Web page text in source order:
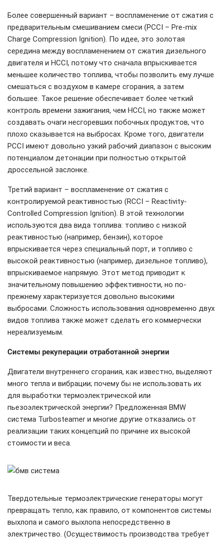
Более совершенный вариант – воспламенение от сжатия с
предварительным смешиванием смеси (PCCI – Pre-mix
Сharge Сompression Ignition). По идее, это золотая
середина между воспламенением от сжатия дизельного
двигателя и HCCI, потому что сначала впрыскивается
меньшее количество топлива, чтобы позволить ему лучше
смешаться с воздухом в камере сгорания, а затем
большее. Такое решение обеспечивает более четкий
контроль времени зажигания, чем HCCI, но также может
создавать очаги несгоревших побочных продуктов, что
плохо сказывается на выбросах. Кроме того, двигатели
PCCI имеют довольно узкий рабочий диапазон с высоким
потенциалом детонации при полностью открытой
дроссельной заслонке.
Третий вариант – воспламенение от сжатия с
контролируемой реактивностью (RCCI – Reactivity-
Controlled Compression Ignition). В этой технологии
используются два вида топлива: топливо с низкой
реактивностью (например, бензин), которое
впрыскивается через специальный порт, и топливо с
высокой реактивностью (например, дизельное топливо),
впрыскиваемое напрямую. Этот метод приводит к
значительному повышению эффективности, но по-
прежнему характеризуется довольно высокими
выбросами. Сложность использования одновременно двух
видов топлива также может сделать его коммерчески
нереализуемым.
Системы рекуперации отработанной энергии
Двигатели внутреннего сгорания, как известно, выделяют
много тепла и вибрации; почему бы не использовать их
для выработки термоэлектрической или
пьезоэлектрической энергии? Предложенная BMW
система Turbosteamer и многие другие отказались от
реализации таких концепций по причине их высокой
стоимости и веса.
Твердотельные термоэлектрические генераторы могут
превращать тепло, как правило, от компонентов системы
выхлопа и самого выхлопа непосредственно в
электричество. (Осуществимость производства требует